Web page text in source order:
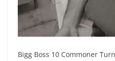
Bigg Boss 10 Commoner